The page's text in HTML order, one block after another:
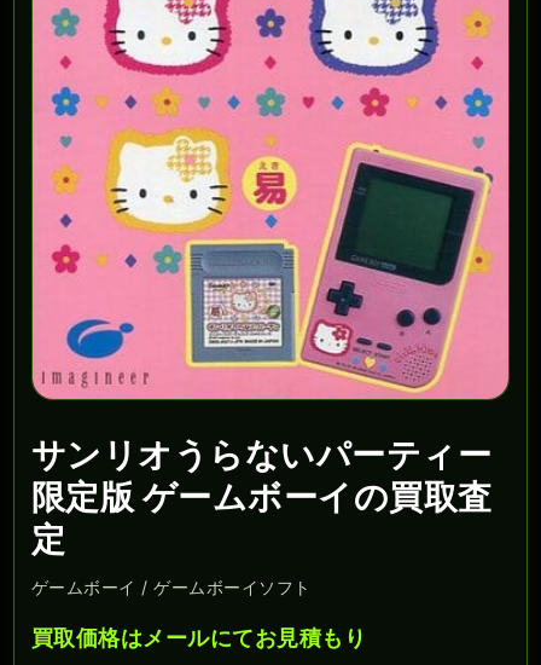
サンリオうらないパーティー
限定版 ゲームボーイの買取査
定
ゲームボーイ / ゲームボーイソフト
買取価格はメールにてお見積もり